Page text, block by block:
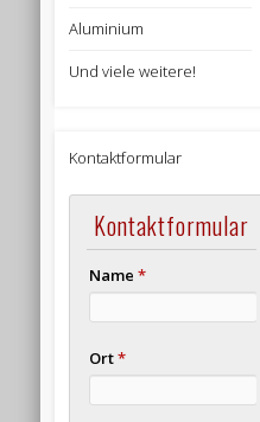
Aluminium
Und viele weitere!
Kontaktformular
Kontaktformular
Name *
Ort*